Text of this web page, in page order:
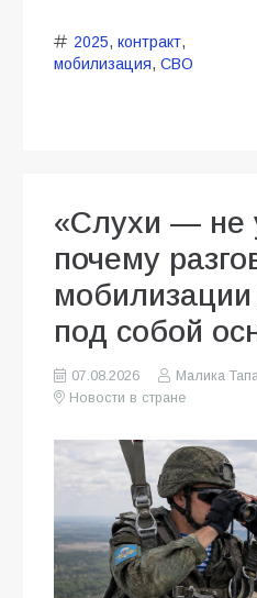
2025, контракт,
мобилизация, СВО
«Слухи — не
почему
под собой
07.08.2026
Малика
Новости в стране